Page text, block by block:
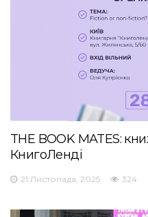
THE BOOK MATES:
КнигоЛенді
21 Листопада, 2025 324